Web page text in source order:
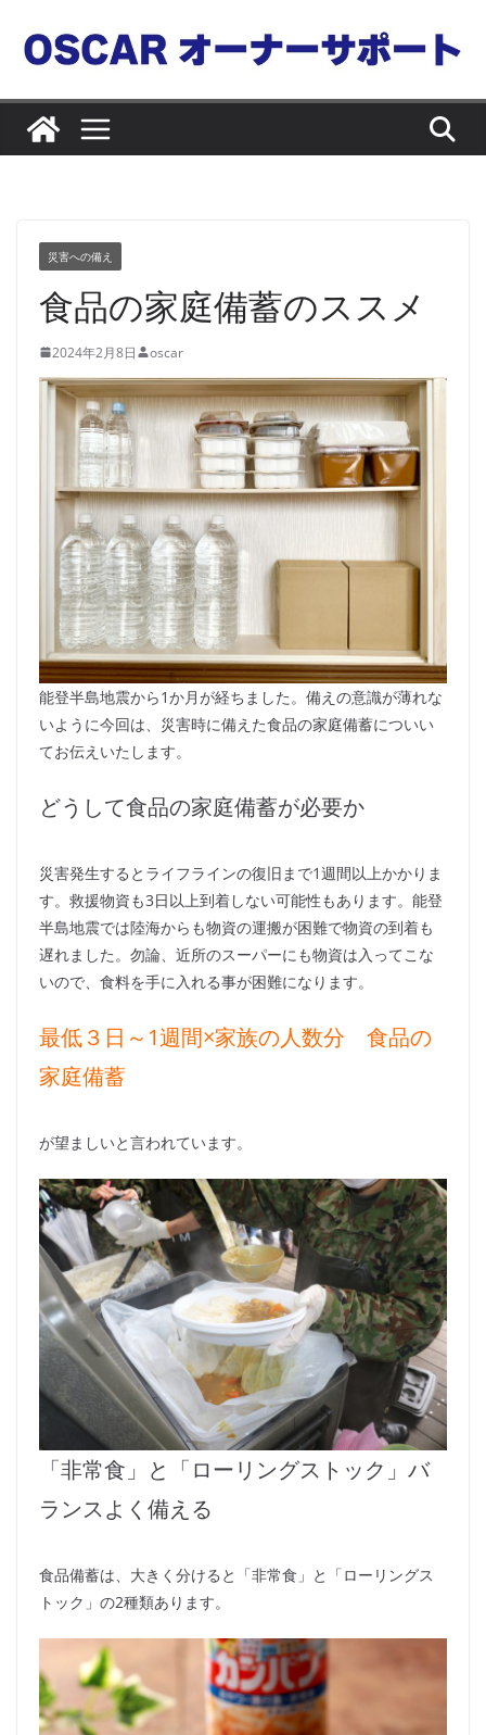
ン
災害への備え
食品の家庭備蓄のススメ
2024年2月8日 oscar
能登半島地震から1か月が経ちました。備えの意識が薄れな
いように今回は、災害時に備えた食品の家庭備蓄についい
てお伝えいたします。
どうして食品の家庭備蓄が必要か
災害発生するとライフラインの復旧まで1週間以上かかりま
す。救援物資も3日以上到着しない可能性もあります。能登
半島地震では陸海からも物資の運搬が困難で物資の到着も
遅れました。勿論、近所のスーパーにも物資は入ってこな
いので、食料を手に入れる事が困難になります。
最低３日～1週間×家族の人数分 食品の
家庭備蓄
が望ましいと言われています。
「非常食」と「ローリングストック」バ
ランスよく備える
食品備蓄は、大きく分けると「非常食」と「ローリングス
トック」の2種類あります。